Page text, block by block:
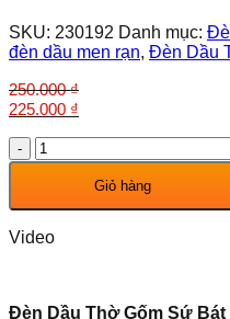
SKU: 230192 Danh mục:
đèn dầu men rạn, Đèn Dầu
250.000₫
Giá
là:
250.000 ₫.
225.000 ₫
là:
225.000 ₫.
Đèn
Dầu
Bát
3
Rạn
Giỏ hàng
Video
Đèn Dầu Thờ Gốm Sứ Bát